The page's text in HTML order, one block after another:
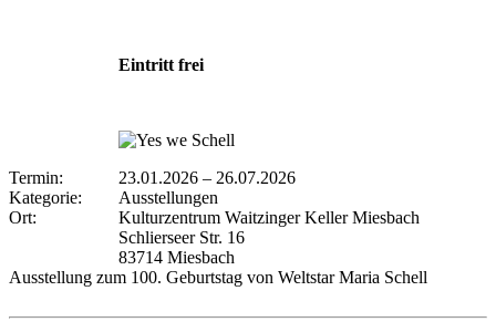
Eintritt frei
Termin: 23.01.2026 – 26.07.2026
Kategorie:
Ausstellungen
Ort:
Kulturzentrum Waitzinger Keller Miesbach
Schlierseer Str. 16
83714 Miesbach
Ausstellung zum 100. Geburtstag von Weltstar Maria Schell